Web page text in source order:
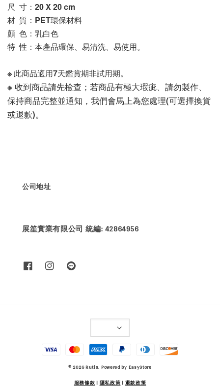
尺  寸：20 X 20 cm
材  質：PET環保材料
顏  色：乳白色
特  性：本產品環保、易清洗、易使用。
※ 此商品適用7天鑑賞期非試用期。
※ 收到商品請先檢查；若商品有極大瑕疵、請勿製作、
保持商品完整並通知，我們會馬上為您處理(可選擇換貨
或退款)。
公司地址
展笙實業有限公司 統編: 42864956
© 2026 Rutis. Powered by EasyStore
服務條款| 隱私政策| 退款政策